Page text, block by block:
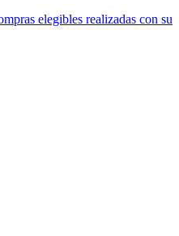
elegibles realizadas con su